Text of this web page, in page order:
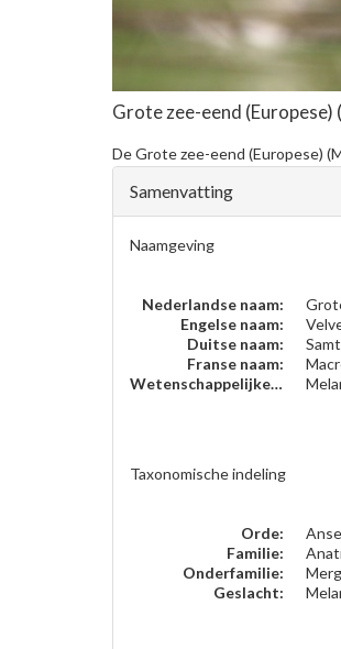
Grote zee-eend (Europese)
DeGrote zee-eend (Europese)
Samenvatting
Naamgeving
Nederlandse naam:
Engelse naam:
Duitse naam:
Franse naam:
Wetenschappelijke naam:
Taxonomische indeling
Orde:
Familie:
Onderfamilie:
Geslacht: